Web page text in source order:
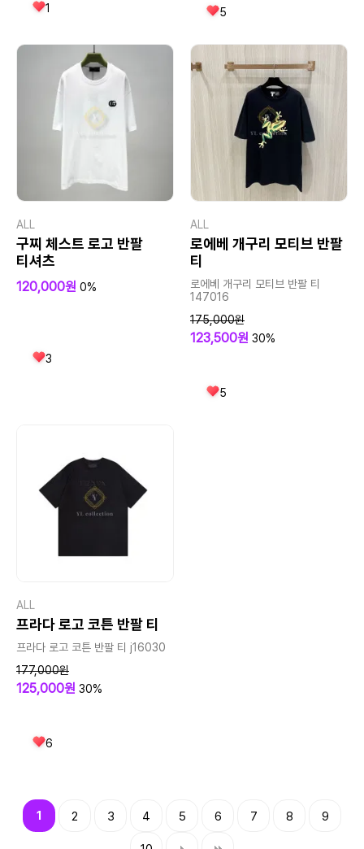
1 5
ALL
구찌 체스트 로고 반팔
티셔츠
120,000원 0%
3
ALL
로에베 개구리 모티브 반팔
티
로에베 개구리 모티브 반팔 티
147016
175,000원
123,500원 30%
5
ALL
프라다 로고 코튼 반팔 티
프라다 로고 코튼 반팔 티 j16030
177,000원
125,000원 30%
6
1 2 3 4 5 6 7 8 9